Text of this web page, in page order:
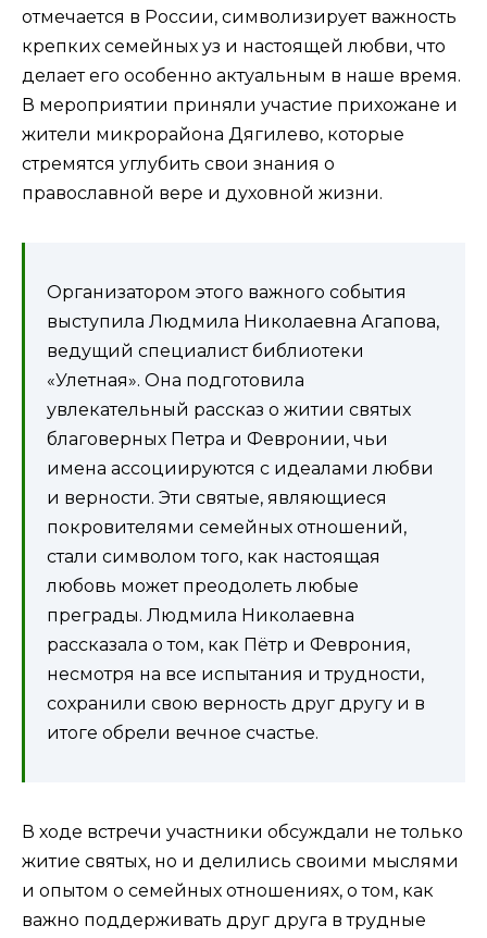
отмечается в России, символизирует важность
крепких семейных уз и настоящей любви, что
делает его особенно актуальным в наше время.
В мероприятии приняли участие прихожане и
жители микрорайона Дягилево, которые
стремятся углубить свои знания о
православной вере и духовной жизни.
Организатором этого важного события
выступила Людмила Николаевна Агапова,
ведущий специалист библиотеки
«Улетная». Она подготовила
увлекательный рассказ о житии святых
благоверных Петра и Февронии, чьи
имена ассоциируются с идеалами любви
и верности. Эти святые, являющиеся
покровителями семейных отношений,
стали символом того, как настоящая
любовь может преодолеть любые
преграды. Людмила Николаевна
рассказала о том, как Пётр и Феврония,
несмотря на все испытания и трудности,
сохранили свою верность друг другу и в
итоге обрели вечное счастье.
В ходе встречи участники обсуждали не только
житие святых, но и делились своими мыслями
и опытом о семейных отношениях, о том, как
важно поддерживать друг друга в трудные